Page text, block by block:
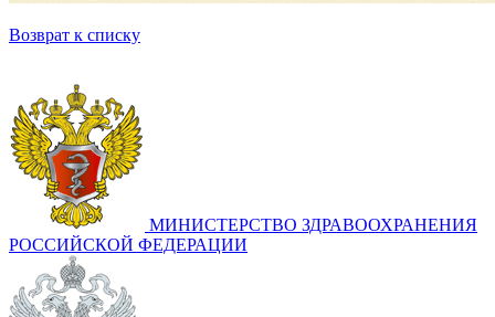
Возврат к списку
МИНИСТЕРСТВО ЗДРАВООХРАНЕНИЯ
РОССИЙСКОЙ ФЕДЕРАЦИИ